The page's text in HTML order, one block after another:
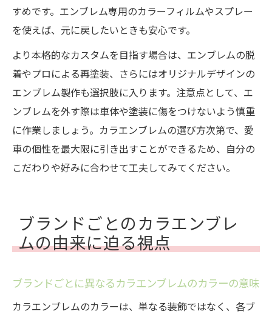
すめです。エンブレム専用のカラーフィルムやスプレー
を使えば、元に戻したいときも安心です。
より本格的なカスタムを目指す場合は、エンブレムの脱
着やプロによる再塗装、さらにはオリジナルデザインの
エンブレム製作も選択肢に入ります。注意点として、エ
ンブレムを外す際は車体や塗装に傷をつけないよう慎重
に作業しましょう。カラエンブレムの選び方次第で、愛
車の個性を最大限に引き出すことができるため、自分の
こだわりや好みに合わせて工夫してみてください。
ブランドごとのカラエンブレ
ムの由来に迫る視点
ブランドごとに異なるカラエンブレムのカラーの意味
カラエンブレムのカラーは、単なる装飾ではなく、各ブ